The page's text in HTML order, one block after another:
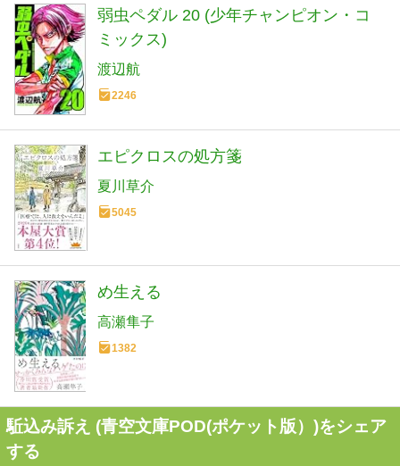
弱虫ペダル 20 (少年チャンピオン・コ
ミックス)
渡辺航
2246
エピクロスの処方箋
夏川草介
5045
め生える
高瀬隼子
1382
駈込み訴え (青空文庫POD(ポケット版）)をシェア
する